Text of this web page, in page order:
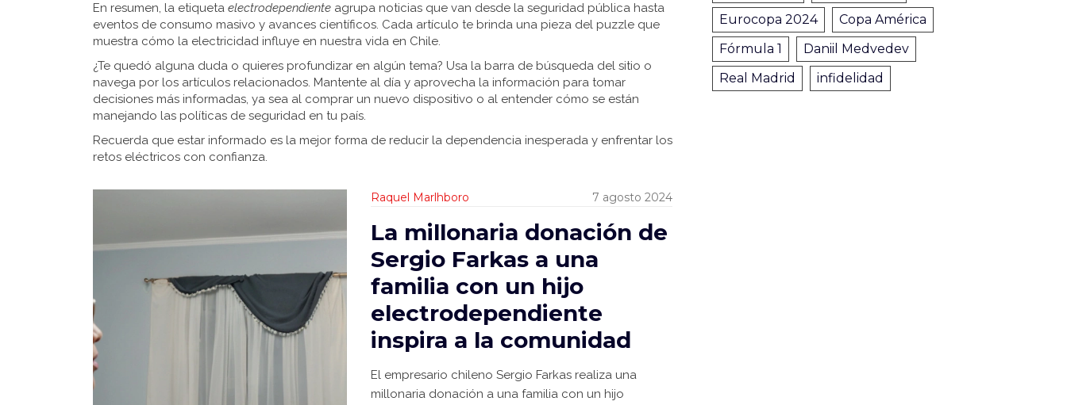
En resumen, la etiqueta electrodependiente agrupa noticias que van desde la seguridad pública hasta
eventos de consumo masivo y avances científicos. Cada artículo te brinda una pieza del puzzle que
muestra cómo la electricidad influye en nuestra vida en Chile.
¿Te quedó alguna duda o quieres profundizar en algún tema? Usa la barra de búsqueda del sitio o
navega por los artículos relacionados. Mantente al día y aprovecha la información para tomar
decisiones más informadas, ya sea al comprar un nuevo dispositivo o al entender cómo se están
manejando las políticas de seguridad en tu país.
Recuerda que estar informado es la mejor forma de reducir la dependencia inesperada y enfrentar los
retos eléctricos con confianza.
Raquel Marlhboro 7 agosto 2024
La millonaria donación de
Sergio Farkas a una
familia con un hijo
electrodependiente
inspira a la comunidad
El empresario chileno Sergio Farkas realiza una
millonaria donación a una familia con un hijo
Eurocopa 2024
Copa América
Fórmula 1
Daniil Medvedev
Real Madrid
infidelidad